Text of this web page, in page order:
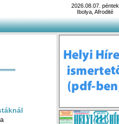
2026.08.07. péntek
Ibolya, Afrodité